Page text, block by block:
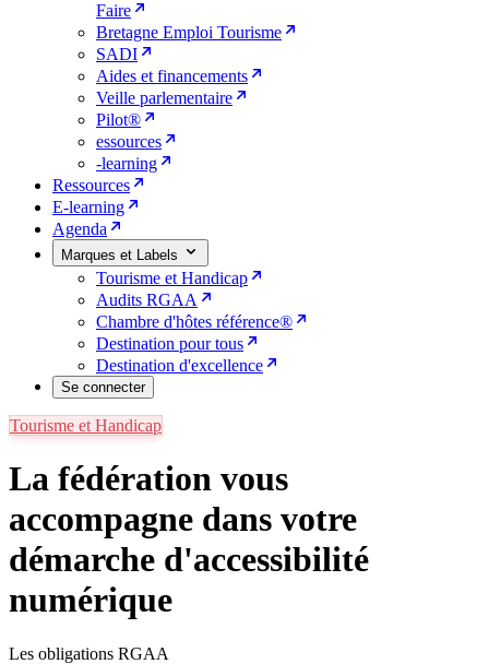
Faire
Bretagne Emploi Tourisme
SADI
Aides et financements
Veille parlementaire
Pilot®
essources
-learning
Ressources
E-learning
Agenda
Marques et Labels
Tourisme et Handicap
Audits RGAA
Chambre d'hôtes référence®
Destination pour tous
Destination d'excellence
Se connecter
Tourisme et Handicap
La fédération vous
accompagne dans votre
démarche d'accessibilité
numérique
Les obligations RGAA